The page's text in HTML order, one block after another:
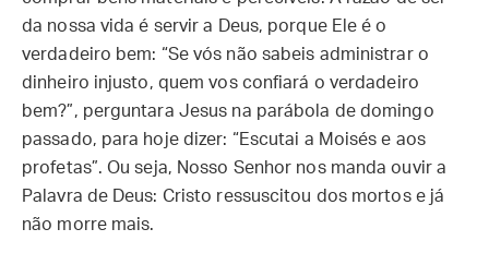
da nossa vida é servir a Deus, porque Ele é o
verdadeiro bem: “Se vós não sabeis administrar o
dinheiro injusto, quem vos confiará o verdadeiro
bem?”, perguntara Jesus na parábola de domingo
passado, para hoje dizer: “Escutai a Moisés e aos
profetas”. Ou seja, Nosso Senhor nos manda ouvir a
Palavra de Deus: Cristo ressuscitou dos mortos e já
não morre mais.